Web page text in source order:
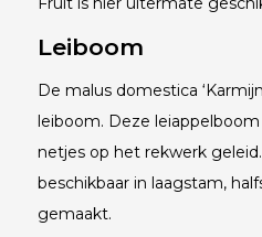
Leiboom
De malus domestica
leiboom. Deze
netjes op het rekwerk
beschikbaar in laagstam,
gemaakt.